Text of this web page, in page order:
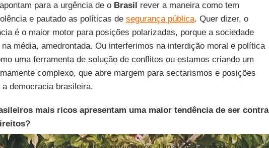
para a urgência de o Brasil rever a maneira como tem
e pautado as políticas de segurança pública. Quer dizer, o
é o maior motor para posições polarizadas, porque a sociedade
média, amedrontada. Ou interferimos na interdição moral e política
uma ferramenta de solução de conflitos ou estamos criando um
complexo, que abre margem para sectarismos e posições
a democracia brasileira.
mais ricos apresentam uma maior tendência de ser contra